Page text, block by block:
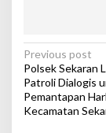
P
o
s
Previous post
Polsek Sekaran
Patroli Dialogis
Pemantapan
Kecamatan